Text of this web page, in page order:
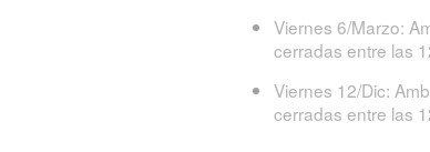
Viernes 6/Marzo:
cerradas entre las
Viernes 12/Dic:
cerradas entre las